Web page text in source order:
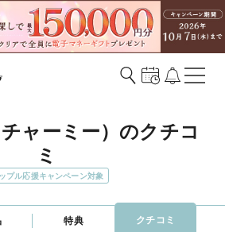
ャーミー）のクチコ
ミ
プル応援キャンペーン対象
特典 クチコミ